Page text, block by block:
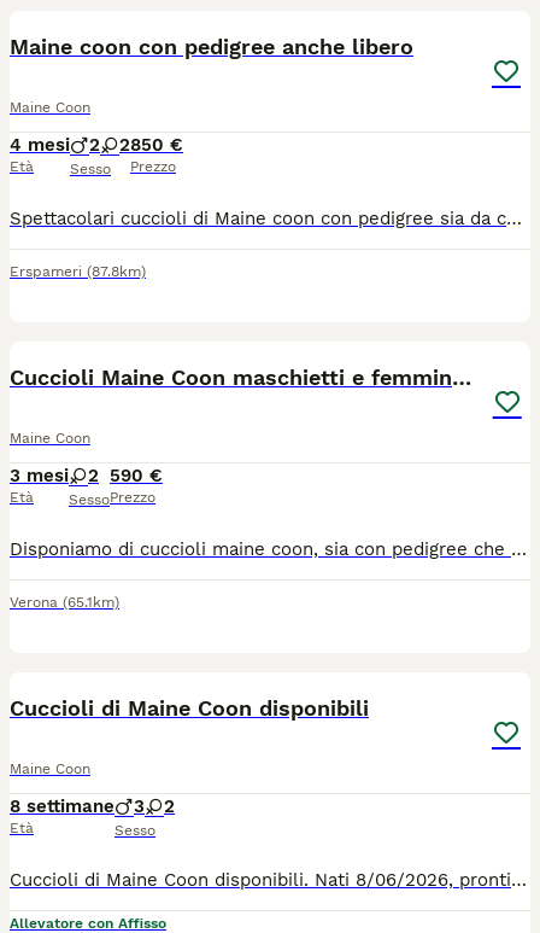
Maine coon con pedigree anche libero
Maine Coon
4 mesi
Età
2 2
Sesso
850 €
Prezzo
Spettacolari cuccioli di Maine coon con pedigree sia da compagnia (€850) sia da riproduzione (€ 1400)! Completi di tutto sono già disponibili! Nati il 24 marzo 2026! Genitori testati e certificati! Possibilità di consegna!!! Per tutte le informazioni Maria Rosa 3204280348
Erspameri (87.8km)
Cuccioli Maine Coon maschietti e femminucce
Maine Coon
3 mesi
Età
2
Sesso
590 €
Prezzo
Disponiamo di cuccioli maine coon, sia con pedigree che non. Prezzo a partire da 590 euro Maschi molto belli futura taglia xxl Femminucce molto belle Genitori di nostra proprietà Visibili tutti i giorni su appuntamento Chiama il 3276599819
Verona (65.1km)
Cuccioli di Maine Coon disponibili
Maine Coon
8 settimane
Età
3 2
Sesso
Cuccioli di Maine Coon disponibili. Nati 8/06/2026, pronti per andare nelle nuove case da settembre. 3 maschi di cui 1 brown tabby e 2 neri. 2 femmine di cui una tricolore ed una nera. Genitori visibili. Saranno ceduti sverminati, con vaccinazioni complete, pedigree e microchip.
Allevatore con Affisso